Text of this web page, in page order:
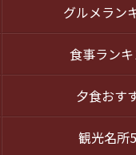
グルメラン
食事ラン
夕食おす
観光名所